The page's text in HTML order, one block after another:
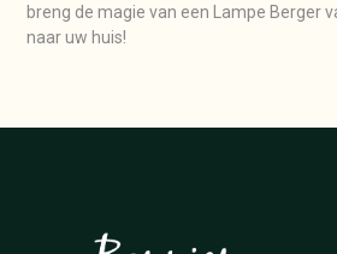
breng de magie van een Lampe Berger
naar uw huis!